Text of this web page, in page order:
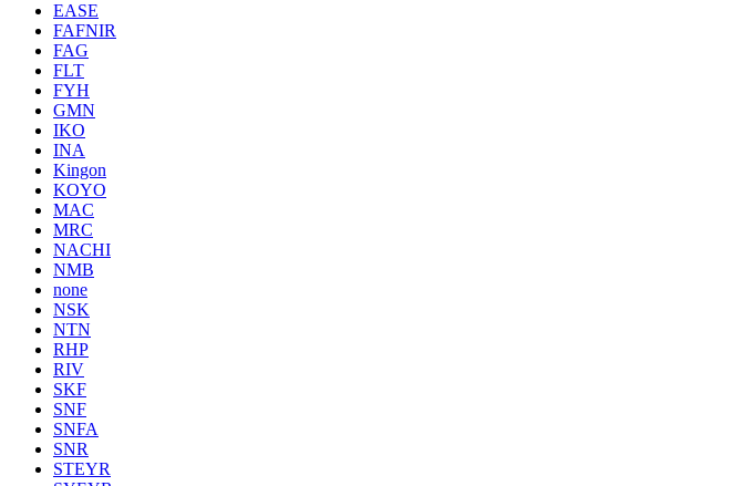
EASE
FAFNIR
FAG
FLT
FYH
GMN
IKO
INA
Kingon
KOYO
MAC
MRC
NACHI
NMB
none
NSK
NTN
RHP
RIV
SKF
SNF
SNFA
SNR
STEYR